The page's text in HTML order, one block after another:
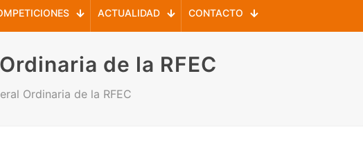
ACTUALIDAD CONTACTO
de la RFEC
Ordinaria de la RFEC